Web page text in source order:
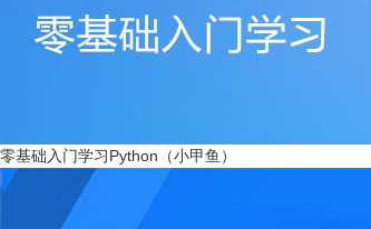
零基础入门学习Python（小甲鱼）